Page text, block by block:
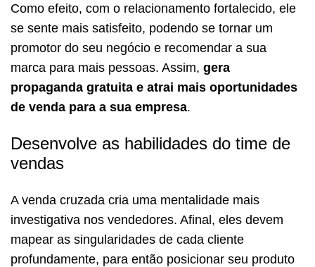
Como efeito, com o relacionamento fortalecido, ele
se sente mais satisfeito, podendo se tornar um
promotor do seu negócio e recomendar a sua
marca para mais pessoas. Assim, gera
propaganda gratuita e atrai mais oportunidades
de venda para a sua empresa.
Desenvolve as habilidades do time de
vendas
A venda cruzada cria uma mentalidade mais
investigativa nos vendedores. Afinal, eles devem
mapear as singularidades de cada cliente
profundamente, para então posicionar seu produto